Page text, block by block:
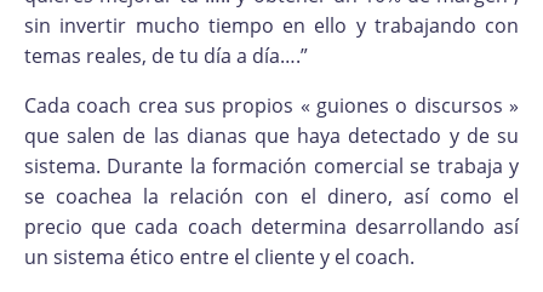
sin invertir mucho tiempo en ello y trabajando con
temas reales, de tu día a día….”
Cada coach crea sus propios « guiones o discursos »
que salen de las dianas que haya detectado y de su
sistema. Durante la formación comercial se trabaja y
se coachea la relación con el dinero, así como el
precio que cada coach determina desarrollando así
un sistema ético entre el cliente y el coach.